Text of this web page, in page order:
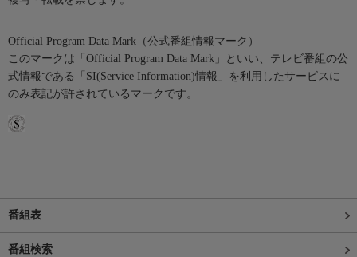
Official Program Data Mark（公式番組情報マーク）
このマークは「Official Program Data Mark」といい、テレビ番組の公
式情報である「SI(Service Information)情報」を利用したサービスに
のみ表記が許されているマークです。
番組表
番組検索